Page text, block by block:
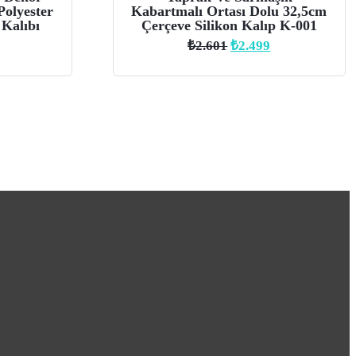
Kabartmalı Ortası Dolu 32,5cm
Çerçeve Silikon Kalıp K-001
₺2.601Orijinal
₺2.601.
₺2.499
fiyat: